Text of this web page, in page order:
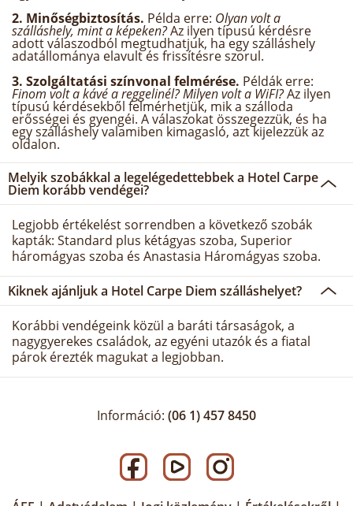
2. Minőségbiztosítás. Példa erre: Olyan volt a
szálláshely, mint a képeken?Az ilyen típusú kérdésre
adott válaszodból megtudhatjuk, ha egy szálláshely
adatállománya elavult és frissítésre szorul.
3. Szolgáltatási színvonal felmérése. Példák erre:
Finom volt a kávé a reggelinél? Milyen volt a WiFI?Az ilyen
típusú kérdésekből felmérhetjük, mik a szálloda
erősségei és gyengéi. A válaszokat összegezzük, és ha
egy szálláshely valamiben kimagasló, azt kijelezzük az
oldalon.
Melyik szobákkal a legelégedettebbek a Hotel Carpe
Diem korább vendégei?
Legjobb értékelést sorrendben a következő szobák
kapták: Standard plus kétágyas szoba, Superior
háromágyas szoba és Anastasia Háromágyas szoba.
Kiknek ajánljuk a Hotel Carpe Diem szálláshelyet?
Korábbi vendégeink közül a baráti társaságok, a
nagygyerekes családok, az egyéni utazók és a fiatal
párok érezték magukat a legjobban.
Információ: (06 1) 457 8450